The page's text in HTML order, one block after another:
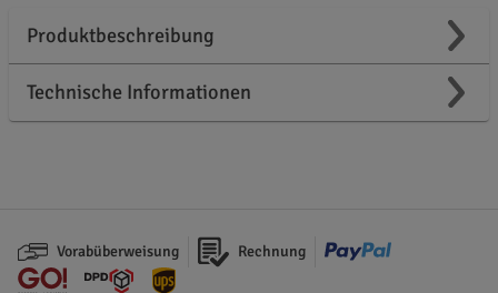
Produktbeschreibung
Technische Informationen
Vorabüberweisung Rechnung